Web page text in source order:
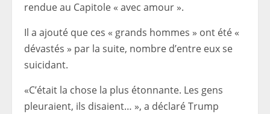
rendue au Capitole « avec amour ».
Il a ajouté que ces « grands hommes » ont été «
dévastés » par la suite, nombre d’entre eux se
suicidant.
«C’était la chose la plus étonnante. Les gens
pleuraient, ils disaient… », a déclaré Trump